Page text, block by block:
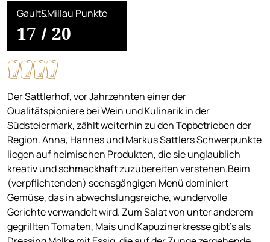
Gault&Millau Punkte
17 / 20
Der Sattlerhof, vor Jahrzehnten einer der
Qualitätspioniere bei Wein und Kulinarik in der
Südsteiermark, zählt weiterhin zu den Topbetrieben der
Region. Anna, Hannes und Markus Sattlers Schwerpunkte
liegen auf heimischen Produkten, die sie unglaublich
kreativ und schmackhaft zuzubereiten verstehen.Beim
(verpflichtenden) sechsgängigen Menü dominiert
Gemüse, das in abwechslungsreiche, wundervolle
Gerichte verwandelt wird. Zum Salat von unter anderem
gegrillten Tomaten, Mais und Kapuzinerkresse gibt's als